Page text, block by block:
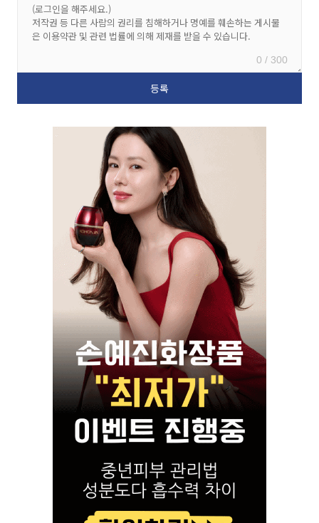
0 / 300